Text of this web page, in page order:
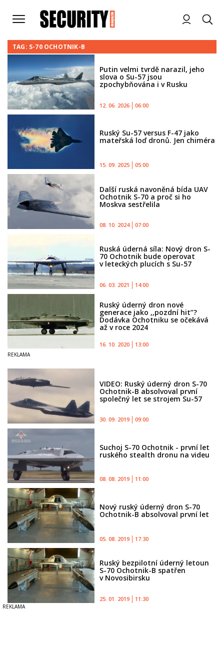
TAG: S-70 OCHOTNIK-B
Putin velmi tvrdě narazil, jeho
slova o Su-57 jsou
zpochybňována i v Rusku
12. 06. 2026 06:00
Ruský Su-57 versus F-47 jako
mateřská loď dronů. Jen chiméra
15. 09. 2025 05:00
Další ruská navoněná bída UAV
Ochotnik S-70 a proč si ho
Moskva sestřelila
08. 10. 2024 07:00
Ruská úderná síla: Nový dron S-
70 Ochotnik bude operovat
v leteckých plucích s Su-57
06. 03. 2021 14:00
Ruský úderný dron nové
generace jako ,,pozdní hit”?
Dodávka Ochotniku se očekává
až v roce 2024
16. 10. 2020 13:00
VIDEO: Ruský úderný dron S-70
Ochotnik-B absolvoval první
společný let se strojem Su-57
30. 09. 2019 09:00
Suchoj S-70 Ochotnik - první let
ruského stealth dronu na videu
08. 08. 2019 11:00
Nový ruský úderný dron S-70
Ochotnik-B absolvoval první let
05. 08. 2019 17:30
Ruský bezpilotní úderný letoun
S-70 Ochotnik-B spatřen
v Novosibirsku
25. 01. 2019 11:30